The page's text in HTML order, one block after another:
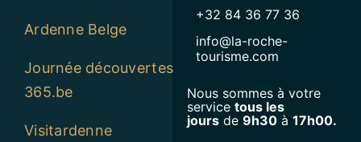
Ardenne Belge
Journée découvertes
365.be
Visitardenne
+32 84 36 77 36
info@la-roche-
tourisme.com
Nous sommes à votre
service tous les
joursde 9h30à 17h00.